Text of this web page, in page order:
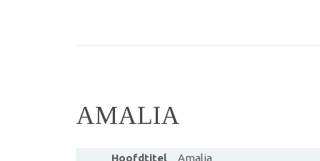
AMALIA
Hoofdtitel
Amalia